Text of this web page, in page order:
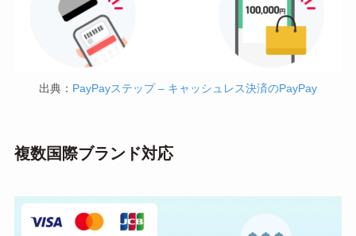
出典： PayPayステップ – キャッシュレス決済のPayPay
複数国際ブランド対応